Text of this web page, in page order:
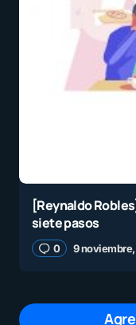
[Reynaldo
siete pasos
0 9